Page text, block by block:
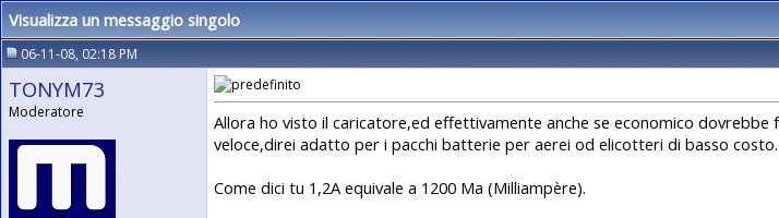
Visualizza un messaggio singolo
06-11-08, 02:18 PM
TONYM73
Moderatore
Allora ho visto il caricatore,ed effettivamente anche se economico
veloce,direi adatto per i pacchi batterie per aerei od elicotteri di basso costo.
Come dici tu 1,2A equivale a 1200 Ma (Milliampère).